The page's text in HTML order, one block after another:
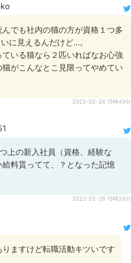
でも社内の猫の方が資格１つ多
に見えるんだけど…。
いる猫なら２匹いればなお心強
がこんなとこ見限ってやめてい
2022-02-26 15時43分
上の新入社員（資格、経験な
料貰ってて、？となった記憶
2022-02-26 15時26分
ますけど転職活動キツいです